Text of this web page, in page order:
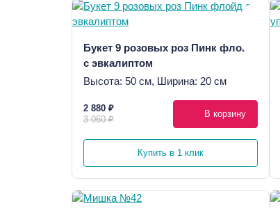
Букет 9 розовых роз Пинк флойд
с эвкалиптом
Высота: 50 см, Ширина: 20 см
2 880 ₽
3 060 ₽
В корзину
Купить в 1 клик